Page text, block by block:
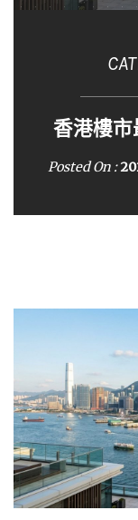
香港樓
Posted On :
2026
Posted On :
如何快速
Posted On :
香港用戶面